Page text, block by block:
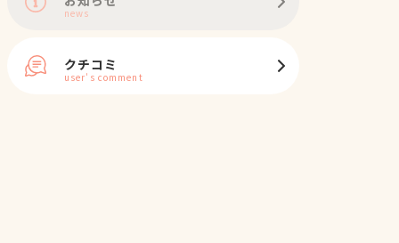
news
クチコミ
user's comment